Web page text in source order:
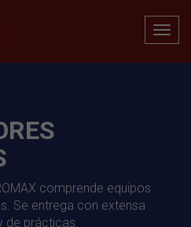
comprende equipos
Se entrega con extensa
prácticas.